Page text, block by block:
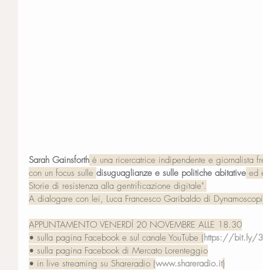
Sarah Gainsforth è una ricercatrice indipendente e giornalista
con un focus sulle disuguaglianze e sulle politiche abitative ed
Storie di resistenza alla gentrificazione digitale".
A dialogare con lei, Luca Francesco Garibaldo di
APPUNTAMENTO VENERDÌ 20 NOVEMBRE ALLE 18.30
• sulla pagina Facebook e sul canale YouTube (https://bit.ly/
• sulla pagina Facebook di Mercato Lorenteggio
• in live streaming su Shareradio (www.shareradio.it)